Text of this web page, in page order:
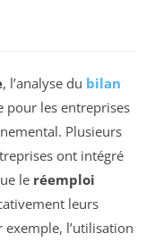
, l’analyse du bilan
pour les entreprises
Plusieurs
ont intégré
le réemploi
leurs
exemple, l’utilisation